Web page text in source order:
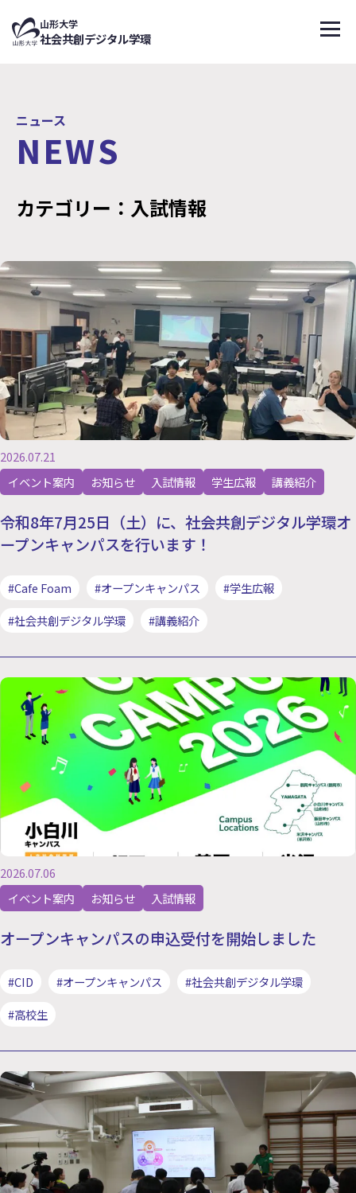
山形大学
社会共創デジタル学環 メニ
ニュース
NEWS
カテゴリー：入試情報
2026.07.21
イベント案内
お知らせ 入試情報 学生広報 講義紹介
令和8年7月25日（土）に、社会共創デジタル学環オ
ープンキャンパスを行います！
#Cafe Foam #オープンキャンパス
#学生広報
#社会共創デジタル学環
#講義紹介
2026.07.06
イベント案内
お知らせ 入試情報
オープンキャンパスの申込受付を開始しました
#CID #オープンキャンパス
#社会共創デジタル学環
#高校生
↑